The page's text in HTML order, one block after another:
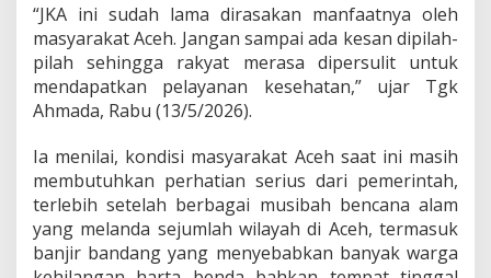
a
R
a
y
t
T
e
n
t
“JKA ini sudah lama dirasakan manfaatnya oleh
masyarakat Aceh. Jangan sampai ada kesan dipilah-
pilah sehingga rakyat merasa dipersulit untuk
mendapatkan pelayanan kesehatan,” ujar Tgk
Ahmada, Rabu (13/5/2026).
Ia menilai, kondisi masyarakat Aceh saat ini masih
membutuhkan perhatian serius dari pemerintah,
terlebih setelah berbagai musibah bencana alam
yang melanda sejumlah wilayah di Aceh, termasuk
banjir bandang yang menyebabkan banyak warga